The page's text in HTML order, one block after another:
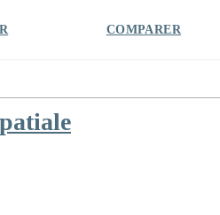
COMPARER